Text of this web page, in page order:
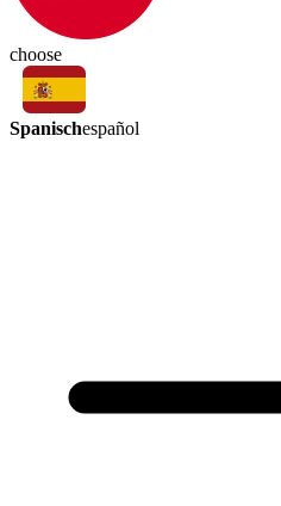
choose
Spanischespañol